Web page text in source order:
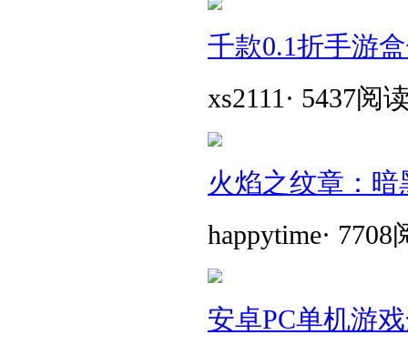
千款0.1折手游
xs2111 · 5437阅
火焰之纹章：
happytime· 7708
安卓PC单机游